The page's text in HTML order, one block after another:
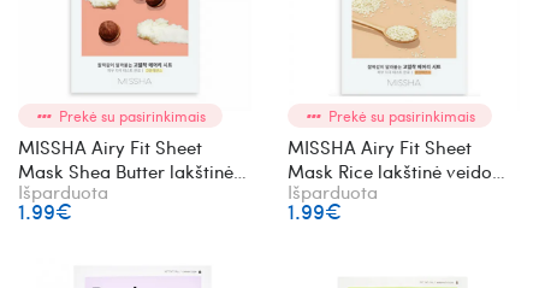
Prekė su pasirinkimais
MISSHA Airy Fit Sheet
Mask Shea Butter lakštinė
veido kaukė su taukmedžiu
Išparduota
1.99€
Prekė su pasirinkimais
MISSHA Airy Fit Sheet
Mask Rice lakštinė veido
kaukė su ryžių ekstraktu
Išparduota
1.99€